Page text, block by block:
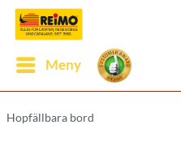
Meny
Hopfällbara bord